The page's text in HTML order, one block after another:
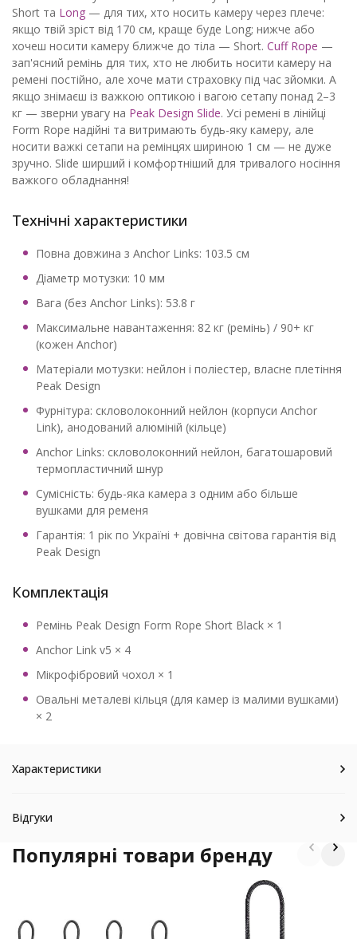
Short та Long — для тих, хто носить камеру через плече:
якщо твій зріст від 170 см, краще буде Long; нижче або
хочеш носити камеру ближче до тіла — Short. Cuff Rope —
зап'ясний ремінь для тих, хто не любить носити камеру на
ремені постійно, але хоче мати страховку під час зйомки. А
якщо знімаєш із важкою оптикою і вагою сетапу понад 2–3
кг — зверни увагу на Peak Design Slide. Усі ремені в лінійці
Form Rope надійні та витримають будь-яку камеру, але
носити важкі сетапи на ремінцях шириною 1 см — не дуже
зручно. Slide ширший і комфортніший для тривалого носіння
важкого обладнання!
Технічні характеристики
Повна довжина з Anchor Links: 103.5 см
Діаметр мотузки: 10 мм
Вага (без Anchor Links): 53.8 г
Максимальне навантаження: 82 кг (ремінь) / 90+ кг
(кожен Anchor)
Матеріали мотузки: нейлон і поліестер, власне плетіння
Peak Design
Фурнітура: скловолоконний нейлон (корпуси Anchor
Link), анодований алюміній (кільце)
Anchor Links: скловолоконний нейлон, багатошаровий
термопластичний шнур
Сумісність: будь-яка камера з одним або більше
вушками для ременя
Гарантія: 1 рік по Україні + довічна світова гарантія від
Peak Design
Комплектація
Ремінь Peak Design Form Rope Short Black × 1
Anchor Link v5 × 4
Мікрофібровий чохол × 1
Овальні металеві кільця (для камер із малими вушками)
× 2
Характеристики
Відгуки
Популярні товари бренду